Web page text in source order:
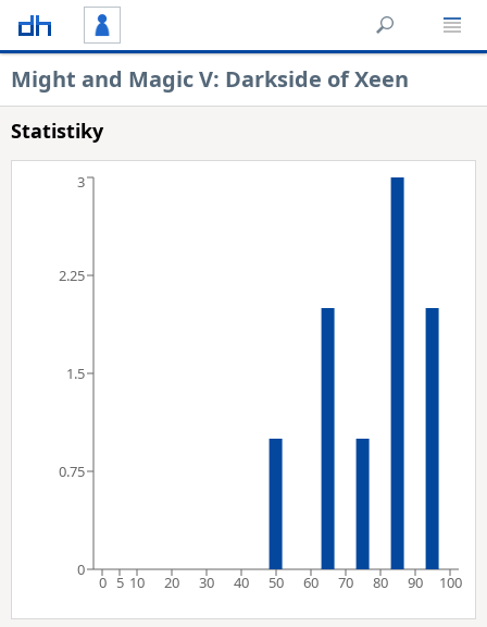
Might and Magic V: Darkside of Xeen
Statistiky
0 5 10 20 30 40 50 60 70 80 90 100
0
0.75
1.5
2.25
3